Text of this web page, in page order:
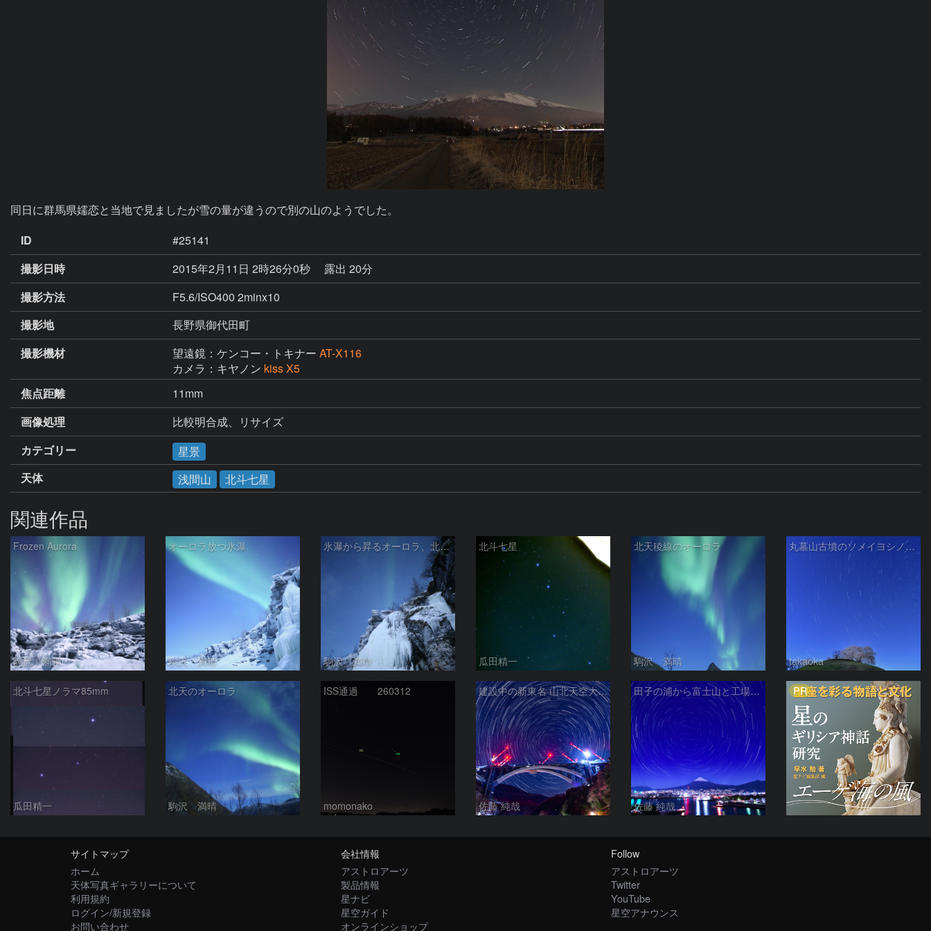
同日に群馬県嬬恋と当地で見ましたが雪の量が違うので別の山のようでした。
ID
#25141
撮影日時
2015年2月11日 2時26分0秒
露出 20分
撮影方法
F5.6/ISO400 2minx10
撮影地
長野県御代田町
撮影機材
望遠鏡：ケンコー・トキナー AT-X116
カメラ：キヤノン kiss X5
焦点距離
11mm
画像処理
比較明合成、リサイズ
カテゴリー
星景
天体
浅間山 北斗七星
関連作品
Frozen Aurora
駒沢 満晴
オーロラ放つ氷瀑
駒沢 満晴
氷瀑から昇るオーロラ、北斗七星
駒沢 満晴
北斗七星
瓜田精一
北天稜線のオーロラ
駒沢 満晴
丸墓山古墳のソメイヨシノと北斗七星
takaoka
北斗七星ノラマ85mm
瓜田精一
北天のオーロラ
駒沢 満晴
ISS通過 260312
momonako
建設中の新東名 山北天空大橋と北天の日周運動
佐藤 純哉
田子の浦から富士山と工場夜景と北天の日周運動 静岡県富士市
佐藤 純哉
PR
サイトマップ
ホーム
天体写真ギャラリーについて
利用規約
ログイン/新規登録
お問い合わせ
会社情報
アストロアーツ
製品情報
星ナビ
星空ガイド
オンラインショップ
Follow
アストロアーツ
Twitter
YouTube
星空アナウンス